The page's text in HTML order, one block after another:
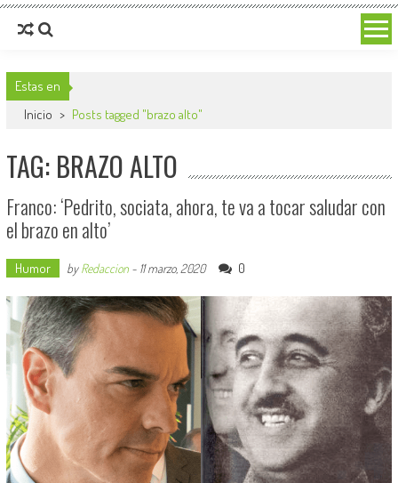
Estas en
Inicio > Posts tagged "brazo alto"
TAG: BRAZO ALTO
Franco: ‘Pedrito, sociata, ahora, te va a tocar saludar con
el brazo en alto’
Humor byRedaccion- 11 marzo, 2020 0